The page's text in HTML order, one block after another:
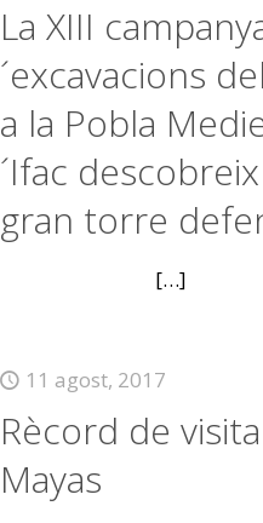
La XIII
´excavacions
a la Pobla
´Ifac
gran torre
[…]
11 agost, 2017
Rècord de
Mayas